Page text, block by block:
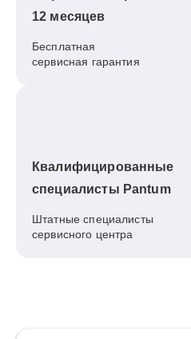
12 месяцев
Бесплатная
сервисная гарантия
Квалифицированные
специалисты Pantum
Штатные специалисты
сервисного центра